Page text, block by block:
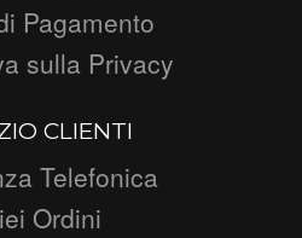
Pagamento
sulla Privacy
CLIENTI
Telefonica
Ordini